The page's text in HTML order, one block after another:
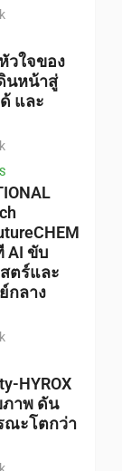
วใจของ
นหน้าสู่
และ
AI ขับ
ตร์และ
กลาง
HYROX
ภาพ ดัน
ณะโตกว่า